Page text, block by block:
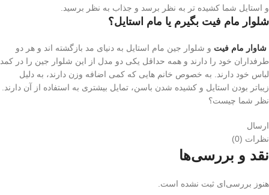
و استایل شما کشیده تر به نظر برسد و جذاب به نظر برسید.
شلوار مام فیت بگیرم یا مام استایل؟
شاوار مام فیت و شلوار جین مام استایل به دنیای مد بازگشته اند و هر دو
طرفداران خود را دارند و همه حداقل یکی دو مدل از این شلوار جین را در کمد
لباس خود دارند. به خصوص خانم هایی که کمی اضافه وزن دارند، به دلیل
زیباتر بودن استایل و کشیده شدن باسن، تمایل بیشتری به استفاده از آن دارند.
نظر شما چیست؟
ارسال
نظرات (0)
نقد و بررسی‌ها
هنوز بررسی‌ای ثبت نشده است.